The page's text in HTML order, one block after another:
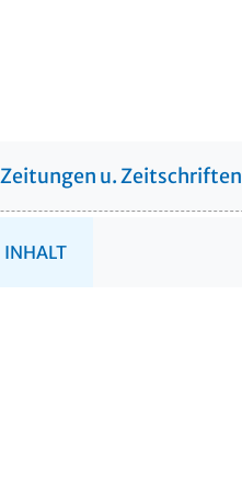
Zeitungen u. Zeitschriften
INHALT